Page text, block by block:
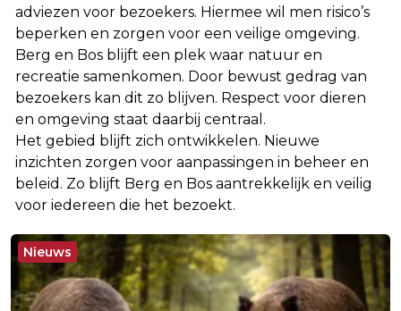
adviezen voor bezoekers. Hiermee wil men risico’s
beperken en zorgen voor een veilige omgeving.
Berg en Bos blijft een plek waar natuur en
recreatie samenkomen. Door bewust gedrag van
bezoekers kan dit zo blijven. Respect voor dieren
en omgeving staat daarbij centraal.
Het gebied blijft zich ontwikkelen. Nieuwe
inzichten zorgen voor aanpassingen in beheer en
beleid. Zo blijft Berg en Bos aantrekkelijk en veilig
voor iedereen die het bezoekt.
Nieuws